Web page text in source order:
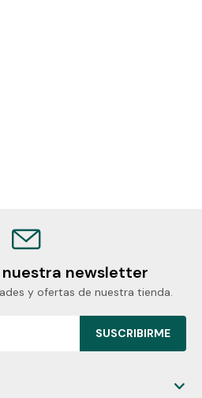
newsletter
y ofertas de nuestra tienda.
SUSCRIBIRME